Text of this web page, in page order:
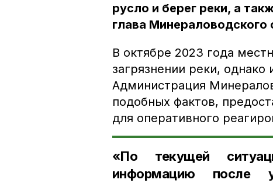
русло и берег реки, а
глава Минераловодского
В октябре 2023 года
загрязнении реки,
Администрация
подобных фактов,
для оперативного
«По текущей
информацию после